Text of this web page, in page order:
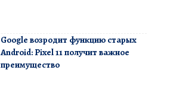
Google возродит функцию старых
Android: Pixel 11 получит важное
преимущество